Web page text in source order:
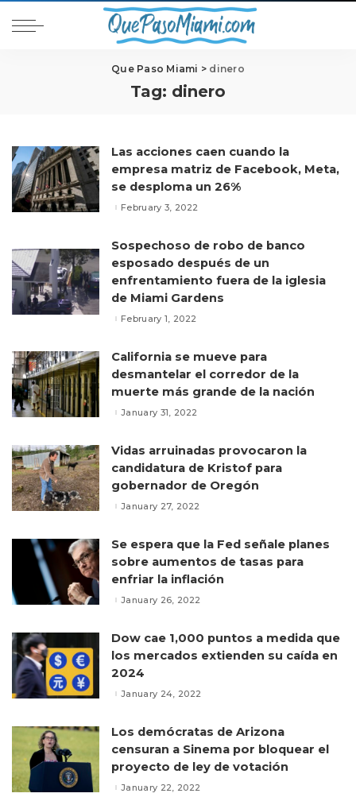
Que Paso Miami > dinero
Tag: dinero
Las acciones caen cuando la
empresa matriz de Facebook, Meta,
se desploma un 26%
February 3, 2022
Sospechoso de robo de banco
esposado después de un
enfrentamiento fuera de la iglesia
de Miami Gardens
February 1, 2022
California se mueve para
desmantelar el corredor de la
muerte más grande de la nación
January 31, 2022
Vidas arruinadas provocaron la
candidatura de Kristof para
gobernador de Oregón
January 27, 2022
Se espera que la Fed señale planes
sobre aumentos de tasas para
enfriar la inflación
January 26, 2022
Dow cae 1,000 puntos a medida que
los mercados extienden su caída en
2024
January 24, 2022
Los demócratas de Arizona
censuran a Sinema por bloquear el
proyecto de ley de votación
January 22, 2022